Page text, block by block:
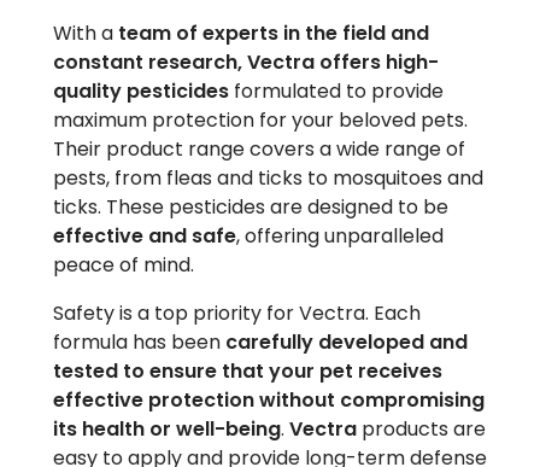
With a team of experts in the field and
constant research, Vectra offers high-
quality pesticides formulated to provide
maximum protection for your beloved pets.
Their product range covers a wide range of
pests, from fleas and ticks to mosquitoes and
ticks. These pesticides are designed to be
effective and safe, offering unparalleled
peace of mind.
Safety is a top priority for Vectra. Each
formula has been carefully developed and
tested to ensure that your pet receives
effective protection without compromising
its health or well-being. Vectra products are
easy to apply and provide long-term defense